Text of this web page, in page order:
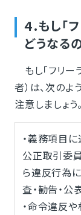
４.もし「
どうなる
もし「フリー
者）は、次の
注意しましょう。
・義務項目
公正取引委
ら違反行為
査・勧告・公
・命令違反